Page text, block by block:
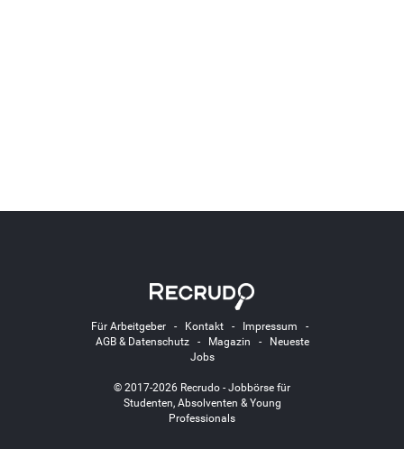
Für Arbeitgeber- Kontakt- Impressum -
AGB & Datenschutz- Magazin -
Neueste
Jobs
© 2017-2026 Recrudo - Jobbörse für
Studenten, Absolventen & Young
Professionals